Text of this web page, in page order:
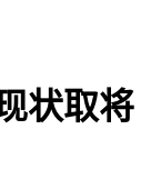
状取将